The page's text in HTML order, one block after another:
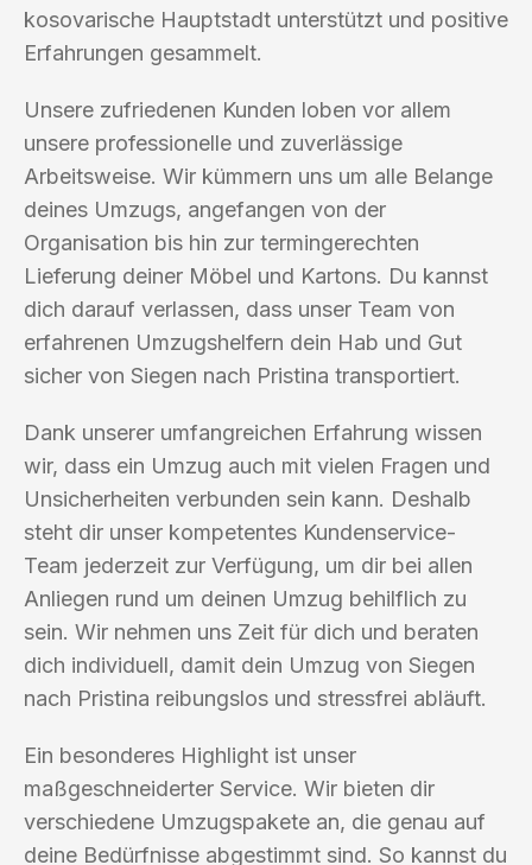
kosovarische Hauptstadt unterstützt und positive
Erfahrungen gesammelt.
Unsere zufriedenen Kunden loben vor allem
unsere professionelle und zuverlässige
Arbeitsweise. Wir kümmern uns um alle Belange
deines Umzugs, angefangen von der
Organisation bis hin zur termingerechten
Lieferung deiner Möbel und Kartons. Du kannst
dich darauf verlassen, dass unser Team von
erfahrenen Umzugshelfern dein Hab und Gut
sicher von Siegen nach Pristina transportiert.
Dank unserer umfangreichen Erfahrung wissen
wir, dass ein Umzug auch mit vielen Fragen und
Unsicherheiten verbunden sein kann. Deshalb
steht dir unser kompetentes Kundenservice-
Team jederzeit zur Verfügung, um dir bei allen
Anliegen rund um deinen Umzug behilflich zu
sein. Wir nehmen uns Zeit für dich und beraten
dich individuell, damit dein Umzug von Siegen
nach Pristina reibungslos und stressfrei abläuft.
Ein besonderes Highlight ist unser
maßgeschneiderter Service. Wir bieten dir
verschiedene Umzugspakete an, die genau auf
deine Bedürfnisse abgestimmt sind. So kannst du